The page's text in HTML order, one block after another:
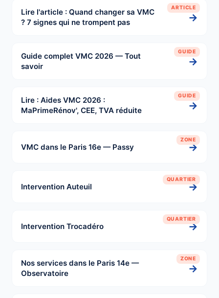
ARTICLE
Lire l'article : Quand changer sa VMC
? 7 signes qui ne trompent pas
→
GUIDE
Guide complet VMC 2026 — Tout
savoir
→
GUIDE
Lire : Aides VMC 2026 :
MaPrimeRénov', CEE, TVA réduite
→
ZONE
VMC dans le Paris 16e — Passy →
QUARTIER
Intervention Auteuil →
QUARTIER
Intervention Trocadéro →
ZONE
Nos services dans le Paris 14e —
Observatoire
→